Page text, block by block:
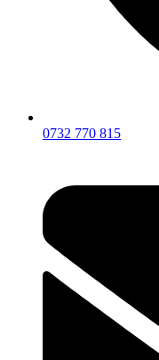
0732 770 815